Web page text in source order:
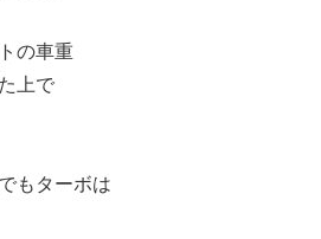
の車重
上で
もターボは